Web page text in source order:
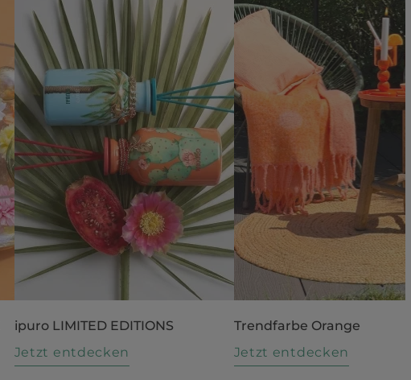
ipuro LIMITED EDITIONS
Jetzt entdecken
Trendfarbe Orange
Jetzt entdecken